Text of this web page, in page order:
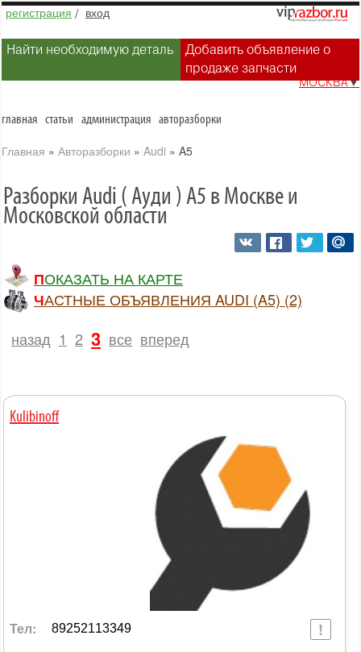
регистрация / вход
Найти необходимую деталь
Добавить объявление о
продаже запчасти
МОСКВА▼
главная статьи администрация авторазборки
Главная » Авторазборки » Audi » A5
Разборки Audi ( Ауди ) A5 в Москве и
Московской области
ПОКАЗАТЬ НА КАРТЕ
ЧАСТНЫЕ ОБЪЯВЛЕНИЯ AUDI (A5) (2)
назад 1 2 3 все вперед
Kulibinoff
Тел: 89252113349